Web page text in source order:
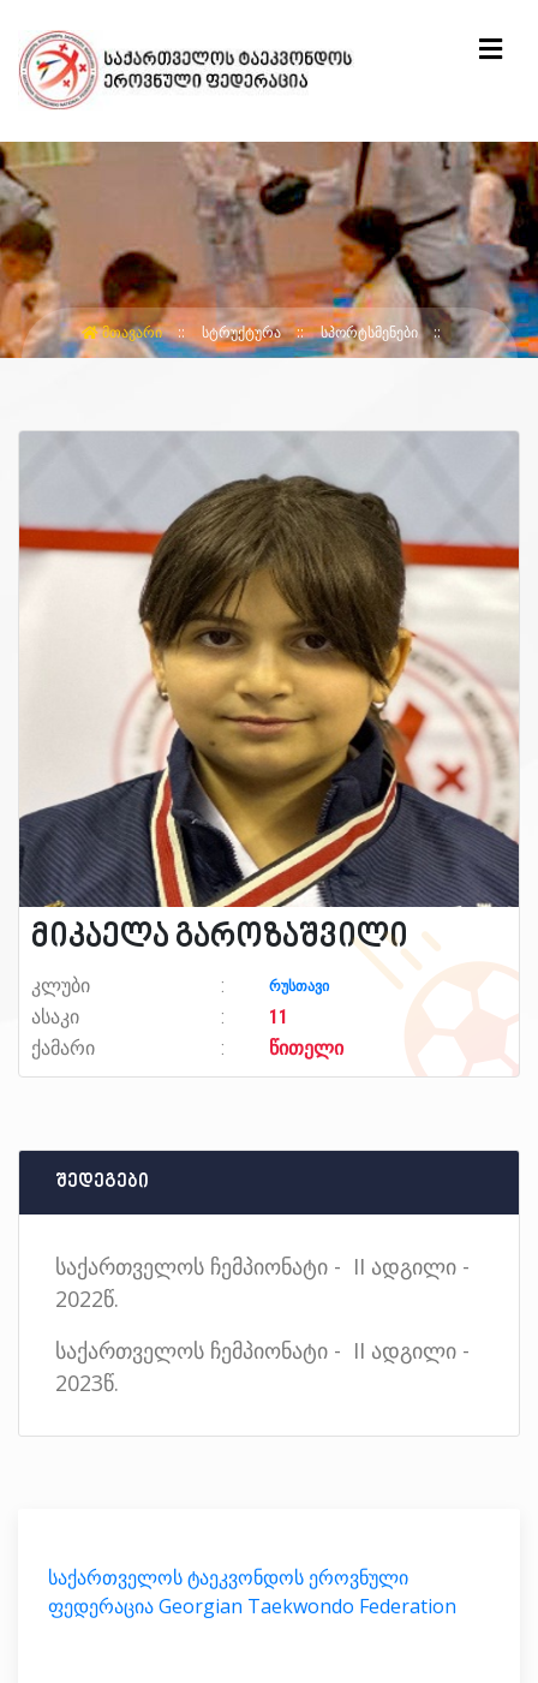
ᲛᲗᲐᲕᲐᲠᲘ ᲡᲢᲠᲣᲥᲢᲣᲠᲐ ᲡᲞᲝᲠᲢᲡᲛᲔᲜᲔᲑᲘ
მიკაელა გაროზაშვილი
კლუბი რუსთავი
ასაკი
11
ქამარი
წითელი
შედეგები
საქართველოს ჩემპიონატი - II ადგილი -
2022წ.
საქართველოს ჩემპიონატი - II ადგილი -
2023წ.
საქართველოს ტაეკვონდოს ეროვნული
ფედერაცია Georgian Taekwondo Federation